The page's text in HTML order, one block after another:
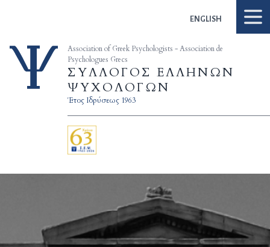
ENGLISH
Association of Greek Psychologists - Association de
Psychologues Grecs
ΣΥΛΛΟΓΟΣ ΕΛΛΗΝΩΝ
ΨΥΧΟΛΟΓΩΝ
Έτος Ιδρύσεως 1963